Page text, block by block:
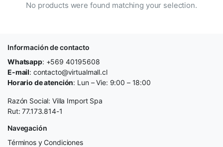
No products were found matching your selection.
Información de contacto
Whatsapp: +569 40195608
E-mail: contacto@virtualmall.cl
Horario de atención: Lun – Vie: 9:00 – 18:00
Razón Social: Villa Import Spa
Rut: 77.173.814-1
Navegación
Términos y Condiciones